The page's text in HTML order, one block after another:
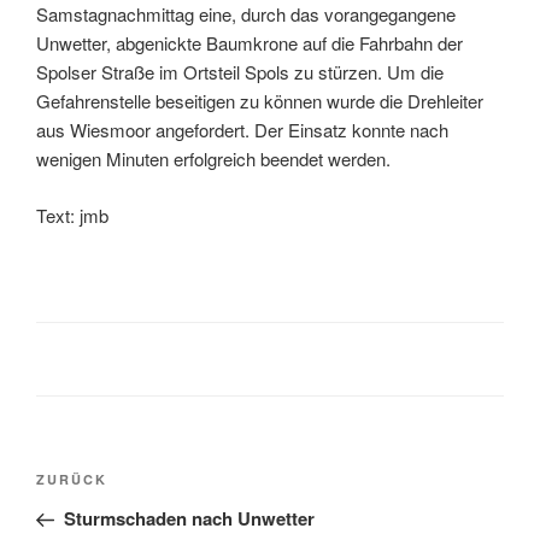
Samstagnachmittag eine, durch das vorangegangene
Unwetter, abgenickte Baumkrone auf die Fahrbahn der
Spolser Straße im Ortsteil Spols zu stürzen. Um die
Gefahrenstelle beseitigen zu können wurde die Drehleiter
aus Wiesmoor angefordert. Der Einsatz konnte nach
wenigen Minuten erfolgreich beendet werden.
Text: jmb
ZURÜCK
Sturmschaden nach Unwetter